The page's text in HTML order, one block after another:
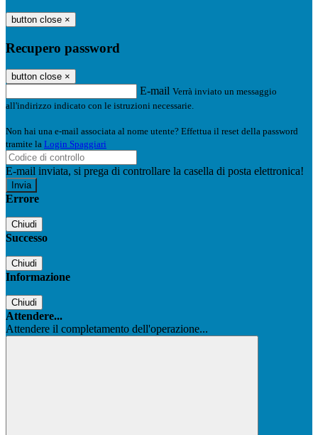
button close ×
Recupero password
button close ×
E-mail Verrà inviato un messaggio
all'indirizzo indicato con le istruzioni necessarie.
Non hai una e-mail associata al nome utente? Effettua il reset della password
tramite la Login Spaggiari
E-mail inviata, si prega di controllare la casella di posta elettronica!
Errore
Chiudi
Successo
Chiudi
Informazione
Chiudi
Attendere...
Attendere il completamento dell'operazione...